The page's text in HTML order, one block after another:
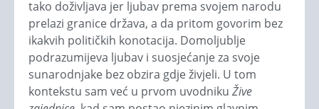
tako doživljava jer ljubav prema svojem narodu
prelazi granice država, a da pritom govorim bez
ikakvih političkih konotacija. Domoljublje
podrazumijeva ljubav i suosjećanje za svoje
sunarodnjake bez obzira gdje živjeli. U tom
kontekstu sam već u prvom uvodniku Žive